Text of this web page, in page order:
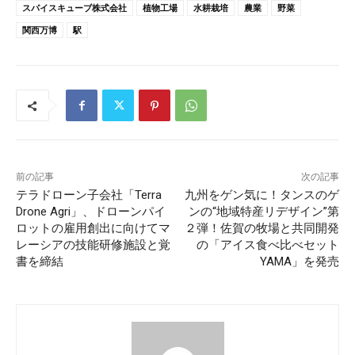
スパイスキューブ株式会社 植物工場 水耕栽培 農業
野菜
関西万博
駅
前の記事
テラドローン子会社「Terra
Drone Agri」、ドローンパイ
ロットの雇用創出に向けてマ
レーシアの技能研修施設と覚
書を締結
次の記事
九州をゲン気に！タンスのゲ
ンの“地域特産リデザイン”第
２弾！佐賀の牧場と共同開発
の「アイス食べ比べセット
YAMA」を発売